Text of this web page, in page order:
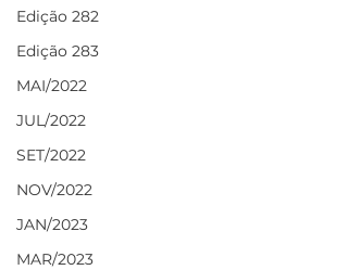
Edição 282
Edição 283
MAI/2022
JUL/2022
SET/2022
NOV/2022
JAN/2023
MAR/2023